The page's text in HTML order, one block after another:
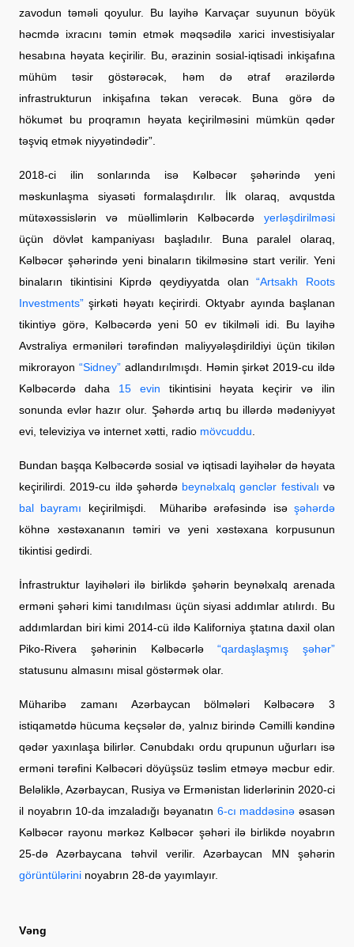
zavodun təməli qoyulur. Bu layihə Karvaçar suyunun böyük
həcmdə ixracını təmin etmək məqsədilə xarici investisiyalar
hesabına həyata keçirilir. Bu, ərazinin sosial-iqtisadi inkişafına
mühüm təsir göstərəcək, həm də ətraf ərazilərdə
infrastrukturun inkişafına təkan verəcək. Buna görə də
hökumət bu proqramın həyata keçirilməsini mümkün qədər
təşviq etmək niyyətindədir”.
2018-ci ilin sonlarında isə Kəlbəcər şəhərində yeni
məskunlaşma siyasəti formalaşdırılır. İlk olaraq, avqustda
mütəxəssislərin və müəllimlərin Kəlbəcərdə yerləşdirilməsi
üçün dövlət kampaniyası başladılır. Buna paralel olaraq,
Kəlbəcər şəhərində yeni binaların tikilməsinə start verilir. Yeni
binaların tikintisini Kiprdə qeydiyyatda olan“Artsakh Roots
Investments” şirkəti həyatı keçirirdi. Oktyabr ayında başlanan
tikintiyə görə, Kəlbəcərdə yeni 50 ev tikilməli idi. Bu layihə
Avstraliya erməniləri tərəfindən maliyyələşdirildiyi üçün tikilən
mikrorayon “Sidney”adlandırılmışdı. Həmin şirkət 2019-cu ildə
Kəlbəcərdə daha 15 evin tikintisini həyata keçirir və ilin
sonunda evlər hazır olur. Şəhərdə artıq bu illərdə mədəniyyət
evi, televiziya və internet xətti, radio mövcuddu
Bundan başqa Kəlbəcərdə sosial və iqtisadi layihələr də həyata
keçirilirdi. 2019-cu ildə şəhərdə beynəlxalq gənclər festivalı və
bal bayramı keçirilmişdi. Müharibə ərəfəsində isəşəhərdə
köhnə xəstəxananın təmiri və yeni xəstəxana korpusunun
tikintisi gedirdi.
İnfrastruktur layihələri ilə birlikdə şəhərin beynəlxalq arenada
erməni şəhəri kimi tanıdılması üçün siyasi addımlar atılırdı. Bu
addımlardan biri kimi 2014-cü ildə Kaliforniya ştatına daxil olan
Piko-Rivera şəhərinin Kəlbəcərlə“qardaşlaşmış şəhər”
statusunu almasını misal göstərmək olar.
Müharibə zamanı Azərbaycan bölmələri Kəlbəcərə 3
istiqamətdə hücuma keçsələr də, yalnız birində Cəmilli kəndinə
qədər yaxınlaşa bilirlər. Cənubdakı ordu qrupunun uğurları isə
erməni tərəfini Kəlbəcəri döyüşsüz təslim etməyə məcbur edir.
Beləliklə, Azərbaycan, Rusiya və Ermənistan liderlərinin 2020-ci
il noyabrın 10-da imzaladığı bəyanatın 6-cı maddəsinə əsasən
Kəlbəcər rayonu mərkəz Kəlbəcər şəhəri ilə birlikdə noyabrın
25-də Azərbaycana təhvil verilir. Azərbaycan MN şəhərin
görüntülərini noyabrın 28-də yayımlayır.
Vəng